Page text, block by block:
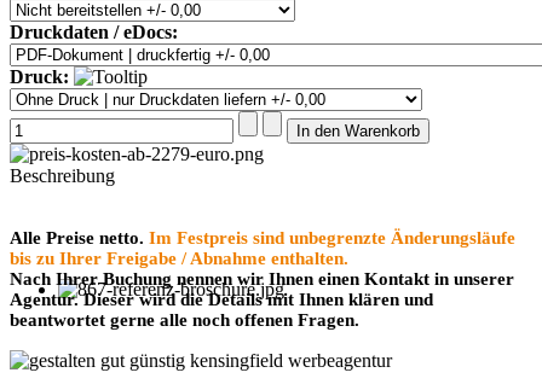
Druckdaten / eDocs:
Druck:
Beschreibung
Alle Preise netto. Im Festpreis sind unbegrenzte Änderungsläufe
bis zu Ihrer Freigabe / Abnahme enthalten.
Nach Ihrer Buchung nennen wir Ihnen einen Kontakt in unserer
Agentur. Dieser wird die Details mit Ihnen klären und
beantwortet gerne alle noch offenen Fragen.